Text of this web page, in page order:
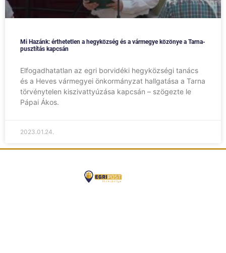
Mi Hazánk: érthetetlen a hegyközség és a vármegye közönye a Tarna-
pusztítás kapcsán
Elfogadhatatlan az egri borvidéki hegyközségi tanács
és a Heves vármegyei önkormányzat hallgatása a Tarna
törvénytelen kiszivattyúzása kapcsán – szögezte le
Pápai Ákos.
2023.01.24.